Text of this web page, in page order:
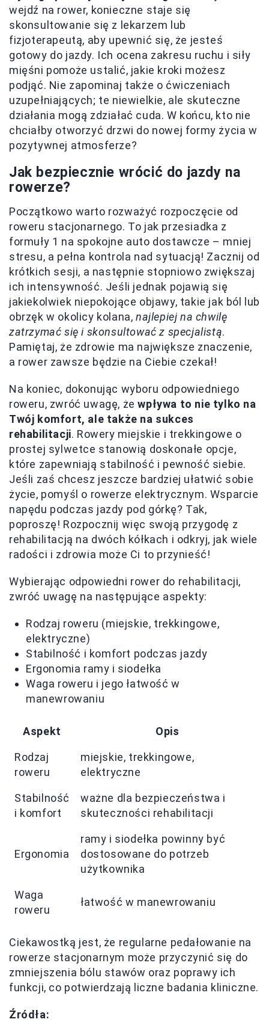
wejdź na rower, konieczne staje się
skonsultowanie się z lekarzem lub
fizjoterapeutą, aby upewnić się, że jesteś
gotowy do jazdy. Ich ocena zakresu ruchu i siły
mięśni pomoże ustalić, jakie kroki możesz
podjąć. Nie zapominaj także o ćwiczeniach
uzupełniających; te niewielkie, ale skuteczne
działania mogą zdziałać cuda. W końcu, kto nie
chciałby otworzyć drzwi do nowej formy życia w
pozytywnej atmosferze?
Jak bezpiecznie wrócić do jazdy na
rowerze?
Początkowo warto rozważyć rozpoczęcie od
roweru stacjonarnego. To jak przesiadka z
formuły 1 na spokojne auto dostawcze – mniej
stresu, a pełna kontrola nad sytuacją! Zacznij od
krótkich sesji, a następnie stopniowo zwiększaj
ich intensywność. Jeśli jednak pojawią się
jakiekolwiek niepokojące objawy, takie jak ból lub
obrzęk w okolicy kolana,najlepiej na chwilę
zatrzymać się i skonsultować z specjalistą.
Pamiętaj, że zdrowie ma największe znaczenie,
a rower zawsze będzie na Ciebie czekał!
Na koniec, dokonując wyboru odpowiedniego
roweru, zwróć uwagę, żewpływa to nie tylko na
Twój komfort, ale także na sukces
rehabilitacji. Rowery miejskie i trekkingowe o
prostej sylwetce stanowią doskonałe opcje,
które zapewniają stabilność i pewność siebie.
Jeśli zaś chcesz jeszcze bardziej ułatwić sobie
życie, pomyśl o rowerze elektrycznym. Wsparcie
napędu podczas jazdy pod górkę? Tak,
poproszę! Rozpocznij więc swoją przygodę z
rehabilitacją na dwóch kółkach i odkryj, jak wiele
radości i zdrowia może Ci to przynieść!
Wybierając odpowiedni rower do rehabilitacji,
zwróć uwagę na następujące aspekty:
Rodzaj roweru (miejskie, trekkingowe,
elektryczne)
Stabilność i komfort podczas jazdy
Ergonomia ramy i siodełka
Waga roweru i jego łatwość w
manewrowaniu
Aspekt Opis
Rodzaj
roweru
miejskie, trekkingowe,
elektryczne
Stabilność
i komfort
ważne dla bezpieczeństwa i
skuteczności rehabilitacji
Ergonomia
ramy i siodełka powinny być
dostosowane do potrzeb
użytkownika
Waga
roweru
łatwość w manewrowaniu
Ciekawostką jest, że regularne pedałowanie na
rowerze stacjonarnym może przyczynić się do
zmniejszenia bólu stawów oraz poprawy ich
funkcji, co potwierdzają liczne badania kliniczne.
Źródła: